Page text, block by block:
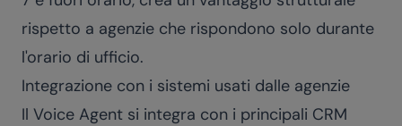
rispetto a agenzie che rispondono solo durante
l'orario di ufficio.
Integrazione con i sistemi usati dalle agenzie
Il Voice Agent si integra con i principali CRM